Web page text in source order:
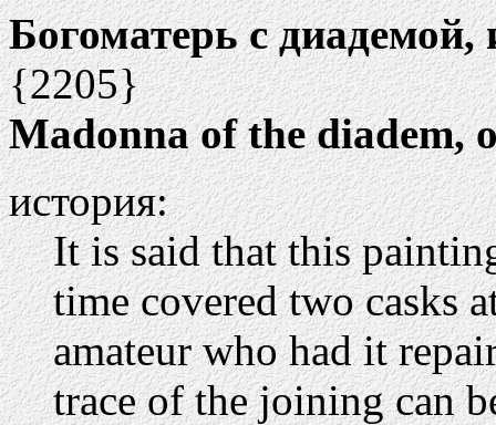
Богоматерь с
{2205}
Madonna of the diadem,
история:
It is said that this
time covered two casks
amateur who had it
trace of the joining can